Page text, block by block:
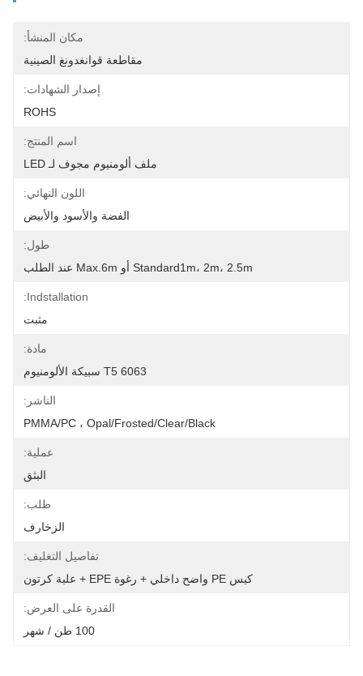
مكان المنشأ:
مقاطعة قوانغدونغ الصينية
إصدار الشهادات:
ROHS
اسم المنتج:
ملف ألومنيوم مجوف لـ LED
اللون النهائي:
الفضة والأسود والأبيض
طول:
Standard1m، 2m، 2.5m أو Max.6m عند الطلب
Indstallation:
مثبت
مادة:
6063 T5 سبيكة الألومنيوم
الناشر:
PMMA/PC ، Opal/Frosted/Clear/Black
عملية:
البثق
طلب:
الزخارف
تفاصيل التغليف:
كيس PE واضح داخلي + رغوة EPE + علبة كرتون
القدرة على العرض:
100 طن / شهر